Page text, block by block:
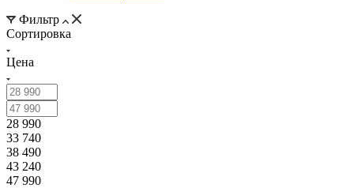
Фильтр
Сортировка
Цена
28 990
33 740
38 490
43 240
47 990